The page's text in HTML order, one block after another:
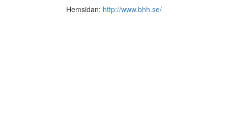
Hemsidan: http://www.bhh.se/